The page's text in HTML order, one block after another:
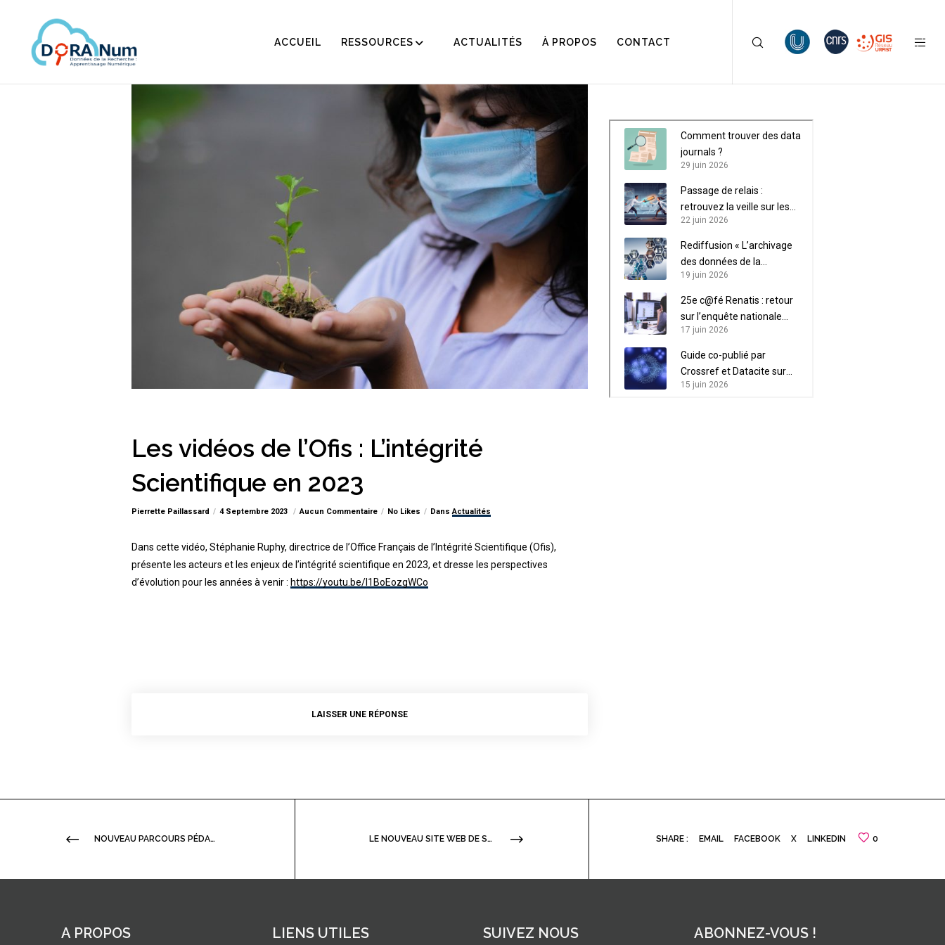
ACCUEIL RESSOURCES ACTUALITÉS À PROPOS CONTACT
Les vidéos de l’Ofis : L’intégrité
Scientifique en 2023
Pierrette Paillassard 4 Septembre 2023 Aucun Commentaire No Likes DansActualités
Dans cette vidéo, Stéphanie Ruphy, directrice de l’Office Français de l’Intégrité Scientifique (Ofis),
présente les acteurs et les enjeux de l’intégrité scientifique en 2023, et dresse les perspectives
d’évolution pour les années à venir : https://youtu.be/l1BoEozgWCo
LAISSER UNE RÉPONSE
Comment trouver des data
journals ?
29 juin 2026
Passage de relais :
retrouvez la veille sur les
données de recherche sur
LaLIST
22 juin 2026
Rediffusion « L’archivage
des données de la
recherche »
19 juin 2026
25e c@fé Renatis : retour
sur l’enquête nationale
“Acteurs de l’IST”
17 juin 2026
Guide co-publié par
Crossref et Datacite sur
l’intérêt des métadonnées
15 juin 2026
NOUVEAU PARCOURS PÉDAGOGIQUE : OUVRIR LES DONNÉES DE RECHERCHE EN INFORMATIQUE THÉORIQUE : QU’A-T-ON À Y GAGNER ? LE NOUVEAU SITE WEB DE SOS-PGD SHARE : EMAIL FACEBOOK X LINKEDIN 0
A PROPOS LIENS UTILES SUIVEZ NOUS ABONNEZ-VOUS !